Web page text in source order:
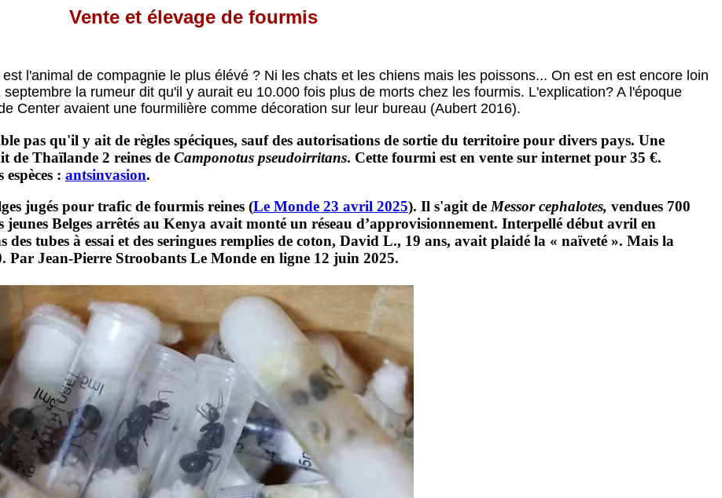
Vente et élevage de fourmis
l'animal de compagnie le plus élévé ? Ni les chats et les chiens mais les poissons... On est en est encore loin
la rumeur dit qu'il y aurait eu 10.000 fois plus de morts chez les fourmis. L'explication? A l'époque
Center avaient une fourmilière comme décoration sur leur bureau (Aubert 2016).
pas qu'il y ait de règles spéciques, sauf des autorisations de sortie du territoire pour divers pays. Une
de Thaïlande 2 reines de Camponotus pseudoirritans. Cette fourmi est en vente sur internet pour 35 €.
: antsinvasion.
jugés pour trafic de fourmis reines (Le Monde 23 avril 2025). Il s'agit deMessor cephalotes, vendues 700
Belges arrêtés au Kenya avait monté un réseau d’approvisionnement. Interpellé début avril en
des tubes à essai et des seringues remplies de coton, David L., 19 ans, avait plaidé la « naïveté ». Mais la
Par Jean-Pierre Stroobants Le Monde en ligne 12 juin 2025.